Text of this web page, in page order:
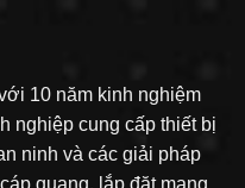
10 năm kinh nghiệm
nghiệp cung cấp thiết bị
ninh và các giải pháp